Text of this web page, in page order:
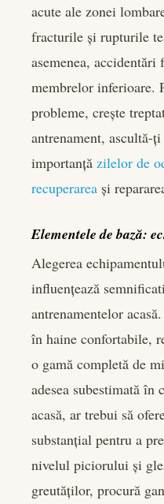
acute ale zonei
fracturile și rupturile
asemenea,
membrelor inferioare.
probleme, crește
antrenament, ascultă-
importanță zilelor de
recuperarea și
Elementele de bază:
Alegerea
influențează
antrenamentelor
în haine confortabile,
o gamă completă de
adesea subestimată în
acasă, ar trebui să
substanțial pentru a
nivelul piciorului și
greutăților, procură